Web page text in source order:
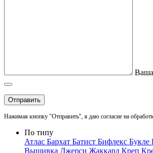
Отправить
Нажимая кнопку "Отправить", я даю согласие на
По типу
Атлас Бархат Батист Бифлекс Букле
Вышивка Джерси Жаккард Креп